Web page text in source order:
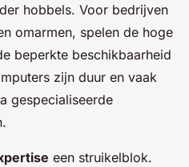
hobbels. Voor bedrijven
omarmen, spelen de hoge
beperkte beschikbaarheid
zijn duur en vaak
gespecialiseerde
een struikelblok.